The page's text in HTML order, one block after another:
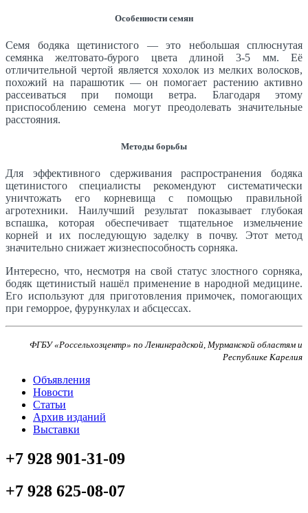
Особенности семян
Семя бодяка щетинистого — это небольшая сплюснутая
семянка желтовато-бурого цвета длиной 3-5 мм. Её
отличительной чертой является хохолок из мелких волосков,
похожий на парашютик — он помогает растению активно
рассеиваться при помощи ветра. Благодаря этому
приспособлению семена могут преодолевать значительные
расстояния.
Методы борьбы
Для эффективного сдерживания распространения бодяка
щетинистого специалисты рекомендуют систематически
уничтожать его корневища с помощью правильной
агротехники. Наилучший результат показывает глубокая
вспашка, которая обеспечивает тщательное измельчение
корней и их последующую заделку в почву. Этот метод
значительно снижает жизнеспособность сорняка.
Интересно, что, несмотря на свой статус злостного сорняка,
бодяк щетинистый нашёл применение в народной медицине.
Его используют для приготовления примочек, помогающих
при геморрое, фурункулах и абсцессах.
ФГБУ «Россельхозцентр» по Ленинградской, Мурманской областям и
Республике Карелия
Объявления
Новости
Статьи
Архив изданий
Выставки
+7 928 901-31-09
+7 928 625-08-07